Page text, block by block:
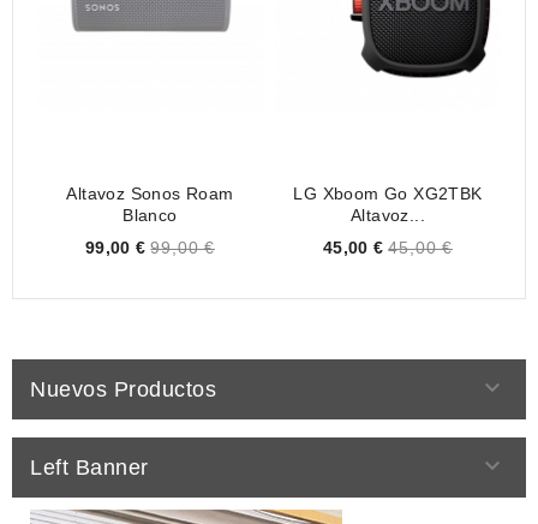
Altavoz Sonos Roam
Blanco
Price
99,00 € 99,00 €
LG Xboom Go XG2TBK
Altavoz...
Price
45,00 € 45,00 €
Nuevos Productos 
Left Banner 